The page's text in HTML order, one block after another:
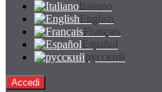
Italiano
English
Français
Español
русский
Accedi